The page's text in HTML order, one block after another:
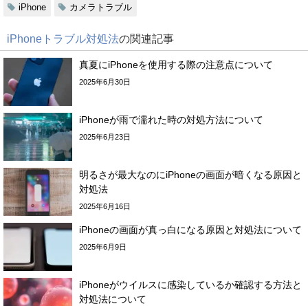
iPhone カメラトラブル
iPhoneトラブル対処法の関連記事
真夏にiPhoneを使用する際の注意点について
2025年6月30日
iPhoneが雨で濡れた時の対処方法について
2025年6月23日
明るさが最大なのにiPhoneの画面が暗くなる原因と
対処法
2025年6月16日
iPhoneの画面が真っ白になる原因と対処法について
2025年6月9日
iPhoneがウイルスに感染しているか確認する方法と
対処法について